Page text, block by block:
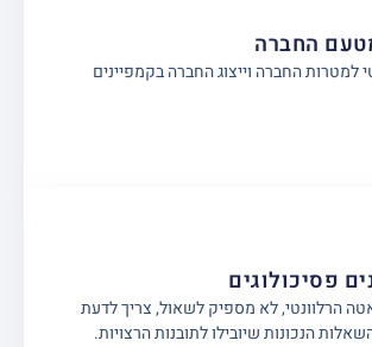
החברה
למטרות החברה וייצוג החברה בקמפיינים
פסיכולוגים
הרלוונטי, לא מספיק לשאול, צריך לדעת
הנכונות שיובילו לתובנות הרצויות.